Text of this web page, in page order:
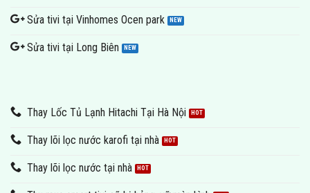
Sửa tivi tại Vinhomes Ocen park
Sửa tivi tại Long Biên
Thay Lốc Tủ Lạnh Hitachi Tại Hà Nội
Thay lõi lọc nước karofi tại nhà
Thay lõi lọc nước tại nhà